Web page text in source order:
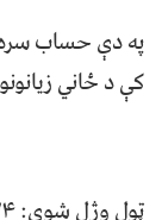
په دې حساب سره
کې د ځاني
ټول وژل شوي: ۵۷۴